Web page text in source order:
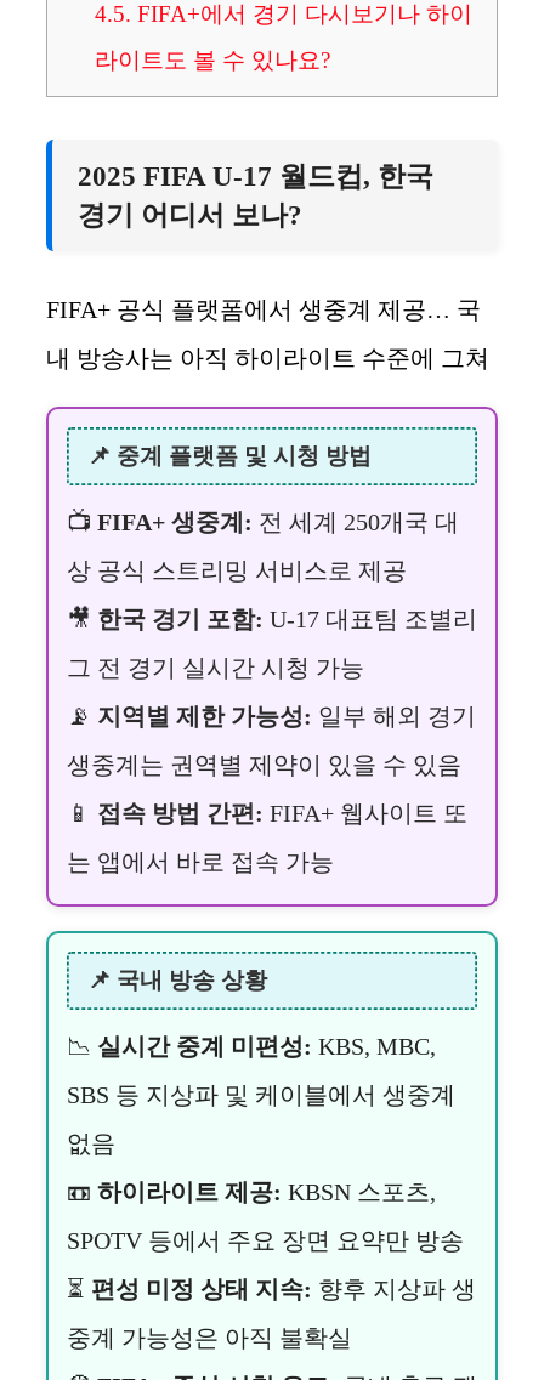
4.5. FIFA+에서 경기 다시보기나 하이
라이트도 볼 수 있나요?
2025 FIFA U-17 월드컵, 한국
경기 어디서 보나?
FIFA+ 공식 플랫폼에서 생중계 제공… 국
내 방송사는 아직 하이라이트 수준에 그쳐
📌 중계 플랫폼 및 시청 방법
📺 FIFA+ 생중계: 전 세계 250개국 대
상 공식 스트리밍 서비스로 제공
🎥 한국 경기 포함: U-17 대표팀 조별리
그 전 경기 실시간 시청 가능
📡 지역별 제한 가능성: 일부 해외 경기
생중계는 권역별 제약이 있을 수 있음
📱 접속 방법 간편: FIFA+ 웹사이트 또
는 앱에서 바로 접속 가능
📌 국내 방송 상황
📉 실시간 중계 미편성: KBS, MBC,
SBS 등 지상파 및 케이블에서 생중계
없음
📼 하이라이트 제공: KBSN 스포츠,
SPOTV 등에서 주요 장면 요약만 방송
⏳ 편성 미정 상태 지속: 향후 지상파 생
중계 가능성은 아직 불확실